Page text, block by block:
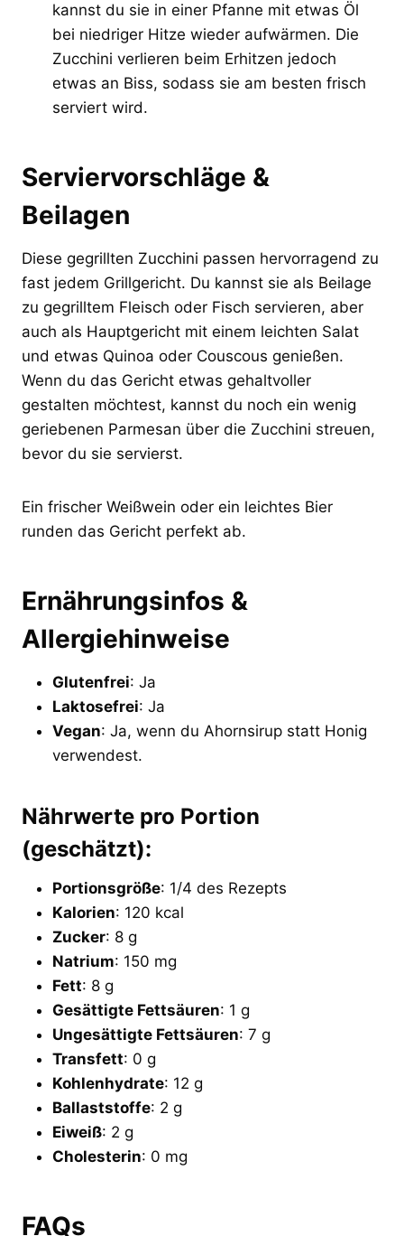
kannst du sie in einer Pfanne mit etwas Öl
bei niedriger Hitze wieder aufwärmen. Die
Zucchini verlieren beim Erhitzen jedoch
etwas an Biss, sodass sie am besten frisch
serviert wird.
Serviervorschläge &
Beilagen
Diese gegrillten Zucchini passen hervorragend zu
fast jedem Grillgericht. Du kannst sie als Beilage
zu gegrilltem Fleisch oder Fisch servieren, aber
auch als Hauptgericht mit einem leichten Salat
und etwas Quinoa oder Couscous genießen.
Wenn du das Gericht etwas gehaltvoller
gestalten möchtest, kannst du noch ein wenig
geriebenen Parmesan über die Zucchini streuen,
bevor du sie servierst.
Ein frischer Weißwein oder ein leichtes Bier
runden das Gericht perfekt ab.
Ernährungsinfos &
Allergiehinweise
Glutenfrei: Ja
Laktosefrei: Ja
Vegan: Ja, wenn du Ahornsirup statt Honig
verwendest.
Nährwerte pro Portion
(geschätzt):
Portionsgröße: 1/4 des Rezepts
Kalorien: 120 kcal
Zucker: 8 g
Natrium: 150 mg
Fett: 8 g
Gesättigte Fettsäuren: 1 g
Ungesättigte Fettsäuren: 7 g
Transfett: 0 g
Kohlenhydrate: 12 g
Ballaststoffe: 2 g
Eiweiß: 2 g
Cholesterin: 0 mg
FAQs